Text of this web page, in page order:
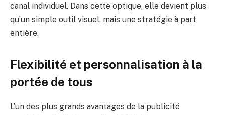
canal individuel. Dans cette optique, elle devient plus
qu’un simple outil visuel, mais une stratégie à part
entière.
Flexibilité et personnalisation à la
portée de tous
L’un des plus grands avantages de la publicité